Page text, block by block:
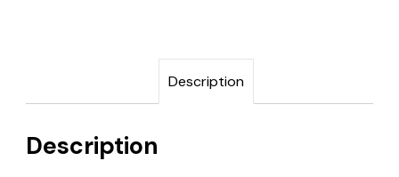
Description
Description